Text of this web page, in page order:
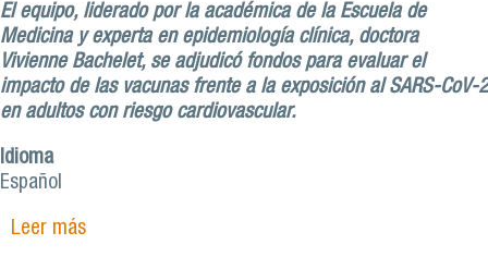
El equipo, liderado por la académica de la Escuela de
Medicina y experta en epidemiología clínica, doctora
Vivienne Bachelet, se adjudicó fondos para evaluar el
impacto de las vacunas frente a la exposición al SARS-CoV-2
en adultos con riesgo cardiovascular.
Idioma
Español
Leer mássobre Importante hito: académicos de Medicina